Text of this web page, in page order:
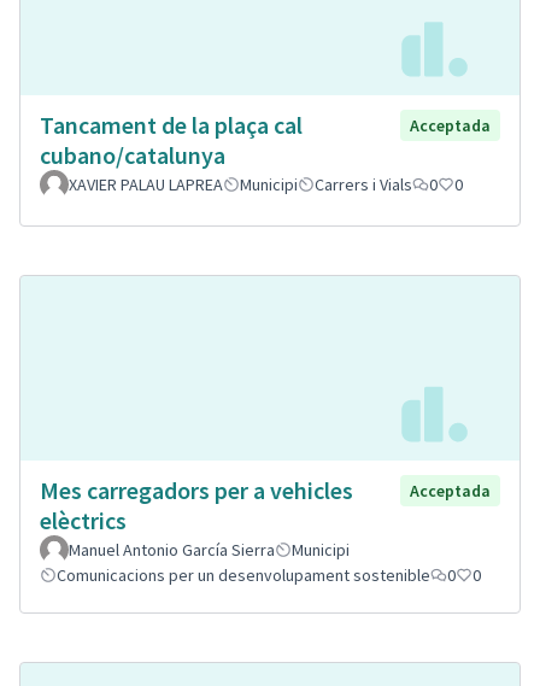
Tancament de la plaça cal
cubano/catalunya
Acceptada
XAVIER PALAU LAPREA Municipi Carrers i Vials 0 0
Mes carregadors per a vehicles
elèctrics
Acceptada
Manuel Antonio García Sierra
Municipi
Comunicacions per un desenvolupament sostenible
0 0